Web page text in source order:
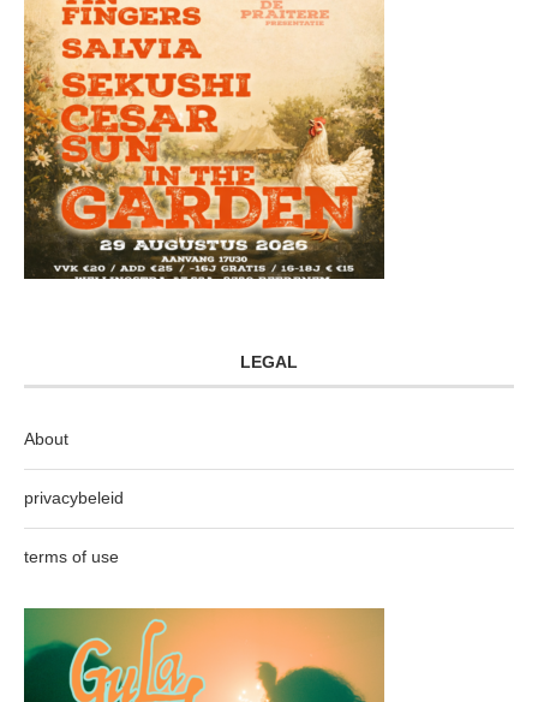
LEGAL
About
privacybeleid
terms of use